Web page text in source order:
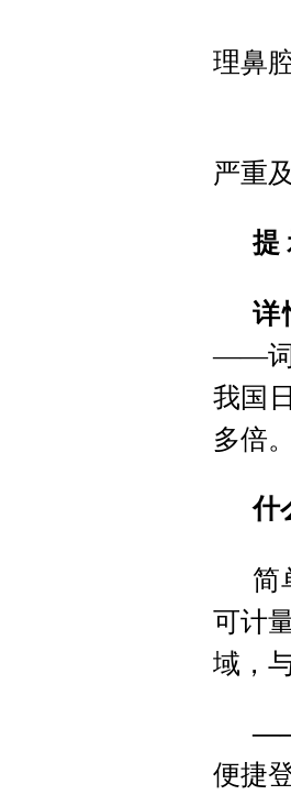
理鼻
严重
提
详
——词
我国
多倍。
什
简
可计
域，
便捷